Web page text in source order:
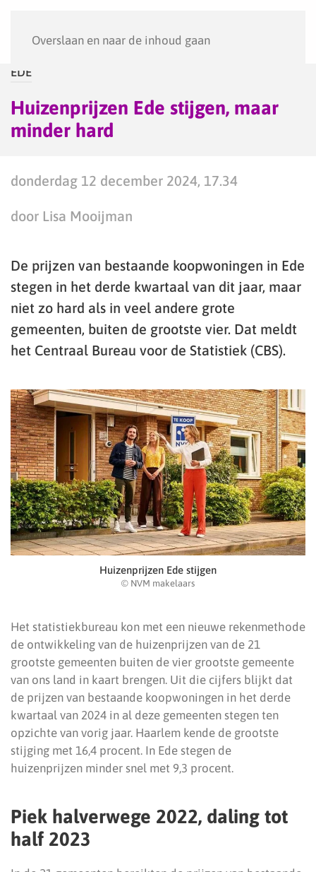
Overslaan en naar de inhoud gaan
EDE
Huizenprijzen Ede stijgen, maar
minder hard
donderdag 12 december 2024, 17.34
door Lisa Mooijman
De prijzen van bestaande koopwoningen in Ede
stegen in het derde kwartaal van dit jaar, maar
niet zo hard als in veel andere grote
gemeenten, buiten de grootste vier. Dat meldt
het Centraal Bureau voor de Statistiek (CBS).
Huizenprijzen Ede stijgen
© NVM makelaars
Het statistiekbureau kon met een nieuwe rekenmethode
de ontwikkeling van de huizenprijzen van de 21
grootste gemeenten buiten de vier grootste gemeente
van ons land in kaart brengen. Uit die cijfers blijkt dat
de prijzen van bestaande koopwoningen in het derde
kwartaal van 2024 in al deze gemeenten stegen ten
opzichte van vorig jaar. Haarlem kende de grootste
stijging met 16,4 procent. In Ede stegen de
huizenprijzen minder snel met 9,3 procent.
Piek halverwege 2022, daling tot
half 2023